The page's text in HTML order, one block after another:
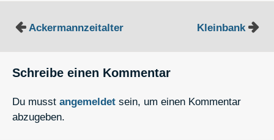
Beitragsnavigation
Ackermannzeitalter Kleinbank
Schreibe einen Kommentar
Du musst angemeldet sein, um einen Kommentar
abzugeben.